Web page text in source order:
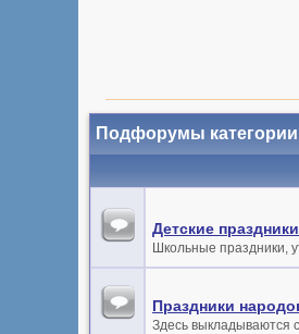
Подфорумы
Детские праздники
Школьные праздники,
Праздники
Здесь выкладываются